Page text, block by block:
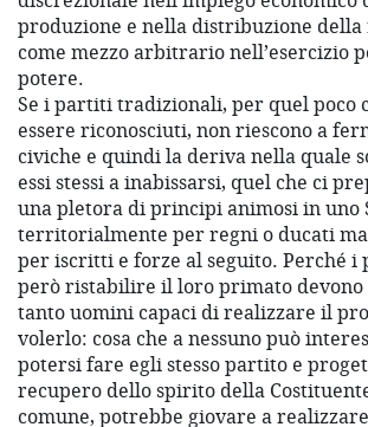
produzione e nella distribuzione della
come mezzo arbitrario nell’esercizio
potere.
Se i partiti tradizionali, per quel poco
essere riconosciuti, non riescono a
civiche e quindi la deriva nella quale
essi stessi a inabissarsi, quel che ci
una pletora di principi animosi in uno
territorialmente per regni o ducati
per iscritti e forze al seguito. Perché i
però ristabilire il loro primato
tanto uomini capaci di realizzare il
volerlo: cosa che a nessuno può
potersi fare egli stesso partito e
recupero dello spirito della
comune, potrebbe giovare a